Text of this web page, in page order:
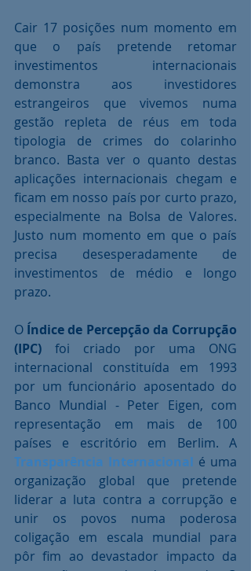
Cair 17 posições num momento em
que o país pretende retomar
investimentos internacionais
demonstra aos investidores
estrangeiros que vivemos numa
gestão repleta de réus em toda
tipologia de crimes do colarinho
branco. Basta ver o quanto destas
aplicações internacionais chegam e
ficam em nosso país por curto prazo,
especialmente na Bolsa de Valores.
Justo num momento em que o país
precisa desesperadamente de
investimentos de médio e longo
prazo.
O Índice de Percepção da Corrupção
(IPC) foi criado por uma ONG
internacional constituída em 1993
por um funcionário aposentado do
Banco Mundial - Peter Eigen, com
representação em mais de 100
Transparência Internacional é uma
organização global que pretende
liderar a luta contra a corrupção e
unir os povos numa poderosa
coligação em escala mundial para
pôr fim ao devastador impacto da